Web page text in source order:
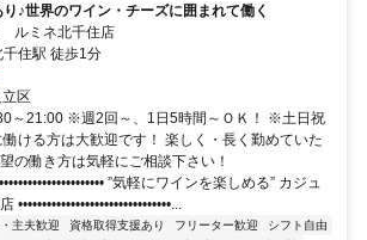
♪世界のワイン・チーズに囲まれて働く
ルミネ北千住店
住駅 徒歩1分
区
～21:00 ※週2回～、1日5時間～ＯＫ！ ※土日祝
働ける方は大歓迎です！ 楽しく・長く勤めていた
の働き方は気軽にご相談下さい！
”気軽にワインを楽しめる” カジュ
主夫歓迎 資格取得支援あり フリーター歓迎
シフト自由